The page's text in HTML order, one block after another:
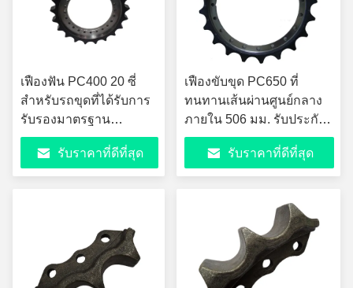
เฟืองฟัน PC400 20 ซี่
สำหรับรถขุดที่ได้รับการ
รับรองมาตรฐาน
ISO9001
รับราคาที่ดีที่สุด
เฟืองขับขุด PC650 ที่
ทนทานเส้นผ่านศูนย์กลาง
ภายใน 506 มม. รับประกัน
12 เดือน
รับราคาที่ดีที่สุด